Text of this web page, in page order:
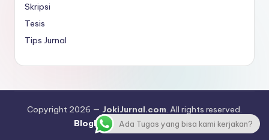
Skripsi
Tesis
Tips Jurnal
Copyright 2026 — JokiJurnal.com. All rights reserved.
Bloghash WordPress Theme
Ada Tugas yang bisa kami kerjakan?